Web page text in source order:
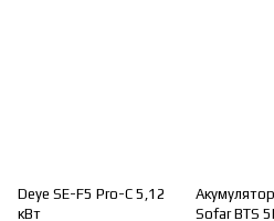
Deye SE-F5 Pro-С 5,12
кВт
Sofar BTS